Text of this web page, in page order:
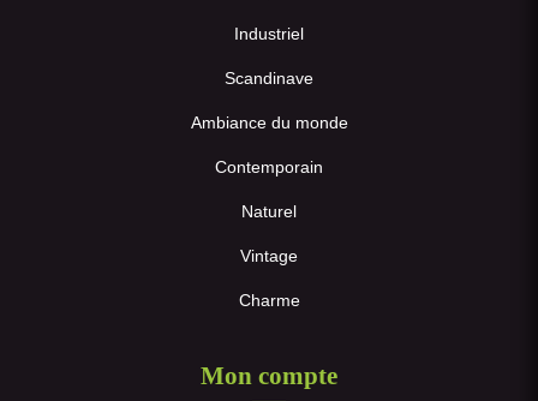
Industriel
Scandinave
Ambiance du monde
Contemporain
Naturel
Vintage
Charme
Mon compte